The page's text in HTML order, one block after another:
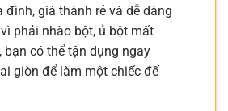
đình, giá thành rẻ và dễ dàng
phải nhào bột, ủ bột mất
bạn có thể tận dụng ngay
giòn để làm một chiếc đế